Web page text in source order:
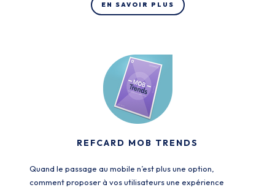
EN SAVOIR PLUS
REFCARD MOB TRENDS
Quand le passage au mobile n’est plus une option,
comment proposer à vos utilisateurs une expérience